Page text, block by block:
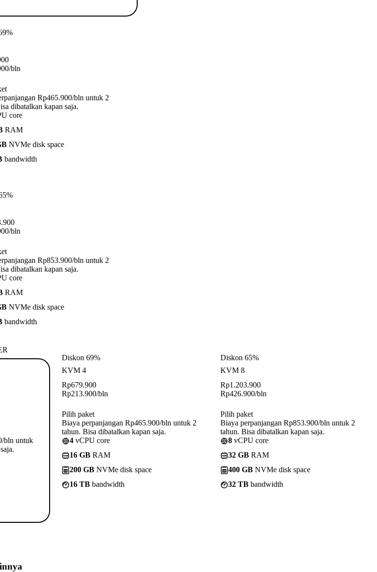
/bln
Rp465.900/bln untuk 2
dibatalkan kapan saja.
core
RAM
NVMe disk space
bandwidth
/bln
Rp853.900/bln untuk 2
dibatalkan kapan saja.
core
RAM
NVMe disk space
bandwidth
bln untuk
Diskon 69%
KVM 4
Rp679.900
Rp213.900/bln
Pilih paket
Biaya perpanjangan Rp465.900/bln untuk 2
tahun. Bisa dibatalkan kapan saja.
4 vCPU core
16 GB RAM
200 GB NVMe disk space
16 TB bandwidth
Diskon 65%
KVM 8
Rp1.203.900
Rp426.900/bln
Pilih paket
Biaya perpanjangan Rp853.900/bln untuk 2
tahun. Bisa dibatalkan kapan saja.
8 vCPU core
32 GB RAM
400 GB NVMe disk space
32 TB bandwidth